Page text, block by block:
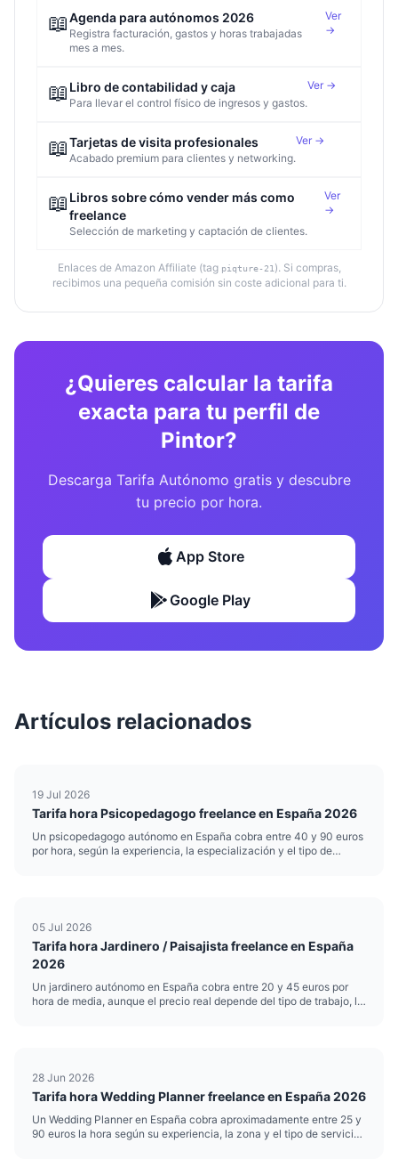
📖Agenda para autónomos 2026
Registra facturación, gastos y horas trabajadas
mes a mes.
Ver
→
📖 Libro de contabilidad y caja
Para llevar el control físico de ingresos y gastos.
Ver →
📖Tarjetas de visita profesionales
Acabado premium para clientes y networking.
Ver →
📖 Libros sobre cómo vender más como
freelance
Selección de marketing y captación de clientes.
Ver
→
Enlaces de Amazon Affiliate (tag piqture-21 ). Si compras,
recibimos una pequeña comisión sin coste adicional para ti.
¿Quieres calcular la tarifa
exacta para tu perfil de
Pintor?
Descarga Tarifa Autónomo gratis y descubre
tu precio por hora.
App Store
Google Play
Artículos relacionados
19 Jul 2026
Tarifa hora Psicopedagogo freelance en España 2026
Un psicopedagogo autónomo en España cobra entre 40 y 90 euros
por hora, según la experiencia, la especialización y el tipo de
05 Jul 2026
Tarifa hora Jardinero / Paisajista freelance en España
2026
Un jardinero autónomo en España cobra entre 20 y 45 euros por
hora de media, aunque el precio real depende del tipo de trabajo, la
28 Jun 2026
Tarifa hora Wedding Planner freelance en España 2026
Un Wedding Planner en España cobra aproximadamente entre 25 y
90 euros la hora según su experiencia, la zona y el tipo de servicio.